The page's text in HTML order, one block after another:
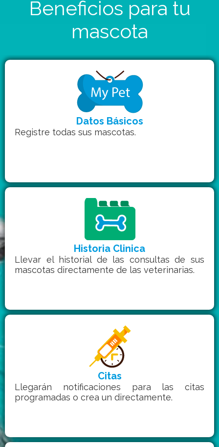
Beneficios para tu
mascota
Datos Básicos
Registre todas sus mascotas.
Historia Clinica
Llevar el historial de las consultas de sus
mascotas directamente de las veterinarias.
Citas
Llegarán notificaciones para las citas
programadas o crea un directamente.